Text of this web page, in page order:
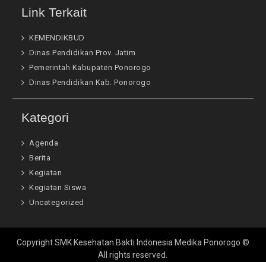
Link Terkait
KEMENDIKBUD
Dinas Pendidikan Prov. Jatim
Pemerintah Kabupaten Ponorogo
Dinas Pendidikan Kab. Ponorogo
Kategori
Agenda
Berita
Kegiatan
Kegiatan Siswa
Uncategorized
Copyright SMK Kesehatan Bakti Indonesia Medika Ponorogo ©
All rights reserved.